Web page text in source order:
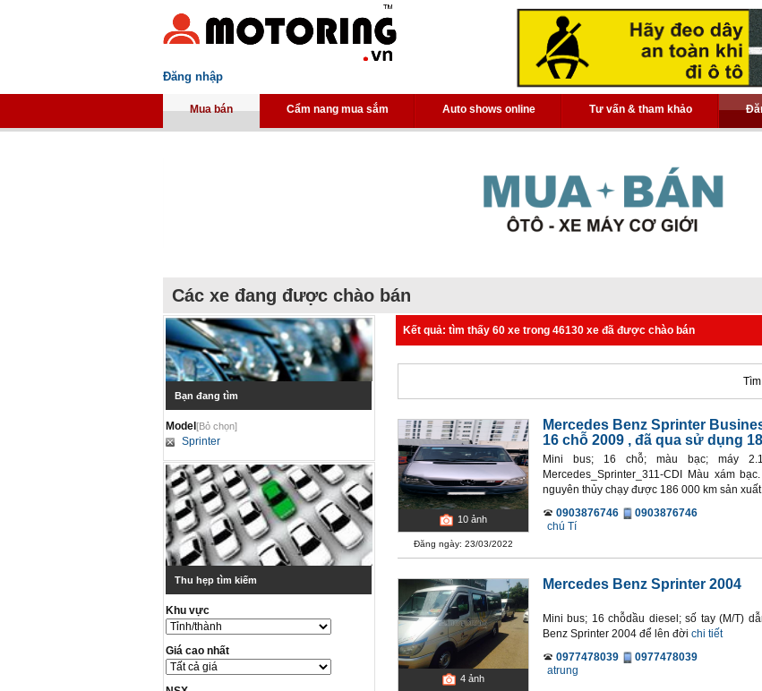
Đăng nhập
Mua bán Cẩm nang mua sắm Auto shows online Tư vấn & tham khảo
Các xe đang được chào bán
Bạn đang tìm
Model[Bỏ chọn]
Sprinter
Thu hẹp tìm kiếm
Khu vực
Giá cao nhất
Kết quả: tìm thấy 60 xe trong 46130 xe đã được chào bán
10 ảnh
Đăng ngày: 23/03/2022
Mercedes Benz Sprinter
16 chỗ 2009 , đã qua sử dụng
Mini bus; 16 chỗ; màu bạc; máy
Mercedes_Sprinter_311-CDI Màu xám
nguyên thủy chạy được 186 000 km sản
0903876746
0903876746
chú Tí
4 ảnh
Mercedes Benz Sprinter 2004
Mini bus; 16 chỗdầu diesel; số tay (M/T)
Benz Sprinter 2004 để lên đời chi tiết
0977478039
0977478039
atrung